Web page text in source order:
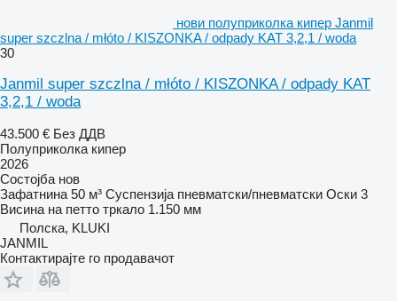
нови полуприколка кипер Janmil
super szczlna / młóto / KISZONKA / odpady KAT 3,2,1 / woda
30
Janmil super szczlna / młóto / KISZONKA / odpady KAT
3,2,1 / woda
43.500 € Без ДДВ
Полуприколка кипер
2026
Состојба нов
Зафатнина 50 м³ Суспензија пневматски/пневматски Оски 3
Висина на петто тркало 1.150 мм
Полска, KLUKI
JANMIL
Контактирајте го продавачот